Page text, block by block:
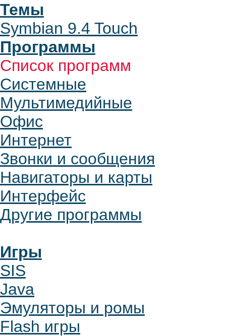
Темы
Symbian 9.4 Touch
Программы
Список программ
Системные
Мультимедийные
Офис
Интернет
Звонки и сообщения
Навигаторы и карты
Интерфейс
Другие программы
Игры
SIS
Java
Эмуляторы и ромы
Flash игры